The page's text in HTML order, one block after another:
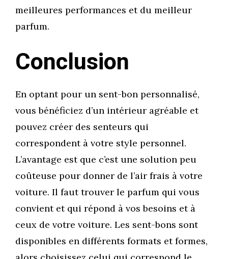
meilleures performances et du meilleur
parfum.
Conclusion
En optant pour un sent-bon personnalisé,
vous bénéficiez d’un intérieur agréable et
pouvez créer des senteurs qui
correspondent à votre style personnel.
L’avantage est que c’est une solution peu
coûteuse pour donner de l’air frais à votre
voiture. Il faut trouver le parfum qui vous
convient et qui répond à vos besoins et à
ceux de votre voiture. Les sent-bons sont
disponibles en différents formats et formes,